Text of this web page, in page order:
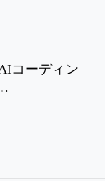
コーディン